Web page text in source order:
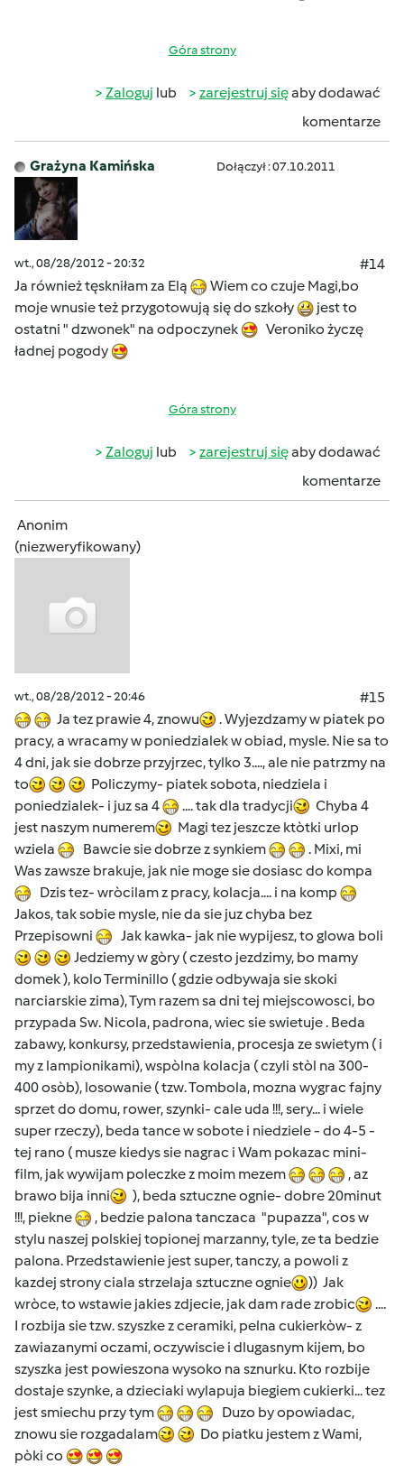
Góra strony
Zaloguj lub zarejestruj sięaby dodawać
komentarze
Grażyna Kamińska Dołączył : 07.10.2011
wt., 08/28/2012 - 20:32
#14
Ja również tęskniłam za Elą
Wiem co czuje Magi,bo
moje wnusie też przygotowują się do szkoły
jest to
ostatni " dzwonek" na odpoczynek
Veroniko życzę
ładnej pogody
Góra strony
Zaloguj lub zarejestruj sięaby dodawać
komentarze
Anonim
(niezweryfikowany)
wt., 08/28/2012 - 20:46
#15
Ja tez prawie 4, znowu
. Wyjezdzamy w piatek po
pracy, a wracamy w poniedzialek w obiad, mysle. Nie sa to
4 dni, jak sie dobrze przyjrzec, tylko 3...., ale nie patrzmy na
to
Policzymy- piatek sobota, niedziela i
poniedzialek- i juz sa 4
.... tak dla tradycji
Chyba 4
jest naszym numerem
Magi tez jeszcze ktòtki urlop
wziela
Bawcie sie dobrze z synkiem
. Mixi, mi
Was zawsze brakuje, jak nie moge sie dosiasc do kompa
Dzis tez- wròcilam z pracy, kolacja.... i na komp
Jakos, tak sobie mysle, nie da sie juz chyba bez
Przepisowni
Jak kawka- jak nie wypijesz, to glowa boli
Jedziemy w gòry ( czesto jezdzimy, bo mamy
domek ), kolo Terminillo ( gdzie odbywaja sie skoki
narciarskie zima), Tym razem sa dni tej miejscowosci, bo
przypada Sw. Nicola, padrona, wiec sie swietuje . Beda
zabawy, konkursy, przedstawienia, procesja ze swietym ( i
my z lampionikami), wspòlna kolacja ( czyli stòl na 300-
400 osòb), losowanie ( tzw. Tombola, mozna wygrac fajny
sprzet do domu, rower, szynki- cale uda !!!, sery... i wiele
super rzeczy), beda tance w sobote i niedziele - do 4-5 -
tej rano ( musze kiedys sie nagrac i Wam pokazac mini-
film, jak wywijam poleczke z moim mezem
, az
brawo bija inni
), beda sztuczne ognie- dobre 20minut
!!!, piekne
, bedzie palona tanczaca "pupazza", cos w
stylu naszej polskiej topionej marzanny, tyle, ze ta bedzie
palona. Przedstawienie jest super, tanczy, a powoli z
kazdej strony ciala strzelaja sztuczne ognie
)) Jak
wròce, to wstawie jakies zdjecie, jak dam rade zrobic
....
I rozbija sie tzw. szyszke z ceramiki, pelna cukierkòw- z
zawiazanymi oczami, oczywiscie i dlugasnym kijem, bo
szyszka jest powieszona wysoko na sznurku. Kto rozbije
dostaje szynke, a dzieciaki wylapuja biegiem cukierki... tez
jest smiechu przy tym
Duzo by opowiadac,
znowu sie rozgadalam
Do piatku jestem z Wami,
pòki co